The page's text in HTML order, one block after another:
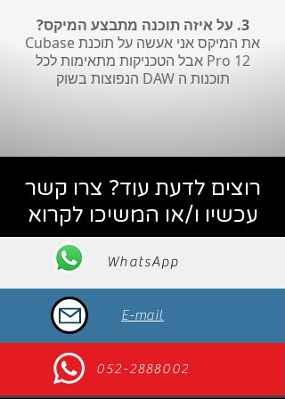
3. על איזה תוכנה מתבצע המיקס?
את המיקס אני אעשה על תוכנת Cubase
Pro 12 אבל הטכניקות מתאימות לכל
תוכנות ה DAW הנפוצות בשוק
רוצים לדעת עוד? צרו קשר
עכשיו ו/או המשיכו לקרוא
WhatsApp
E-mail
052-2888002